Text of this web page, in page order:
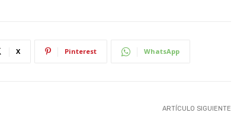
X Pinterest WhatsApp
ARTÍCULO SIGUIENTE